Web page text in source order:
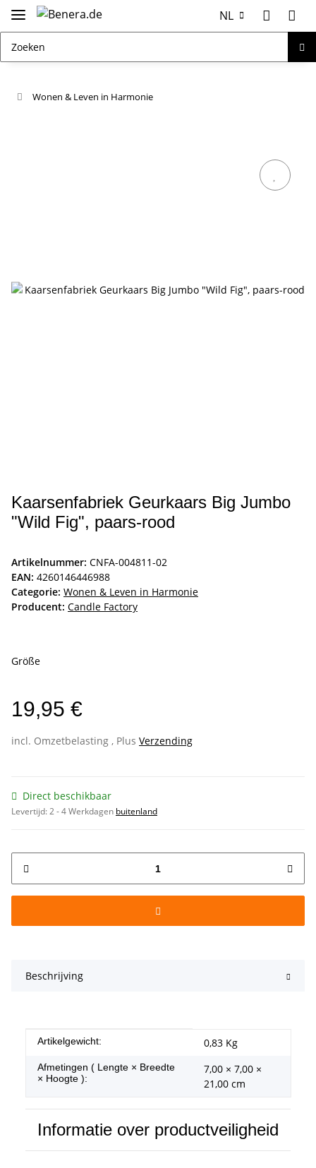
NL
Wonen & Leven in Harmonie
Kaarsenfabriek Geurkaars Big Jumbo
"Wild Fig", paars-rood
Artikelnummer: CNFA-004811-02
EAN: 4260146446988
Categorie: Wonen & Leven in Harmonie
Producent: Candle Factory
Größe
19,95 €
incl. Omzetbelasting , Plus Verzending
Direct beschikbaar
Levertijd:2 - 4 Werkdagen buitenland
Beschrijving
#productDetails.itemInformation#
#productDetails.itemValue#
Artikelgewicht: 0,83 Kg
Afmetingen ( Lengte × Breedte
× Hoogte ):
7,00 × 7,00 ×
21,00 cm
Informatie over productveiligheid